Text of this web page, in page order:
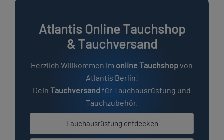
Atlantis Online Tauchshop
& Tauchversand
Herzlich Willkommen im online Tauchshopvon
Atlantis Berlin!
Dein Tauchversand fürTauchausrüstung und
Tauchzubehör.
Tauchausrüstung entdecken